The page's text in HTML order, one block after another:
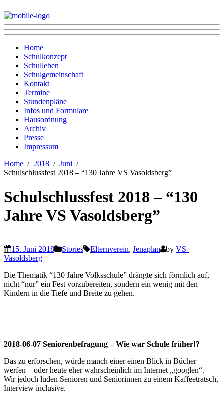
Home
Schulkonzept
Schulleben
Schulgemeinschaft
Kontakt
Termine
Stundenpläne
Infos und Formulare
Hausordnung
Archiv
Presse
Impressum
Home
2018
Juni
Schulschlussfest 2018 – “130 Jahre VS Vasoldsberg”
Schulschlussfest 2018 – “130
Jahre VS Vasoldsberg”
15. Juni 2018 Stories Elternverein, Jenaplan by VS-
Vasoldsberg
Die Thematik “130 Jahre Volksschule” drängte sich förmlich auf,
nicht “nur” ein Fest vorzubereiten, sondern ein wenig mit den
Kindern in die Tiefe und Breite zu gehen.
2018-06-07 Seniorenbefragung – Wie war Schule früher!?
Das zu erforschen, würde manch einer einen Blick in Bücher
werfen – oder heute eher wahrscheinlich im Internet „googlen“.
Wir jedoch luden Senioren und Seniorinnen zu einem Kaffeetratsch,
Interview inclusive.